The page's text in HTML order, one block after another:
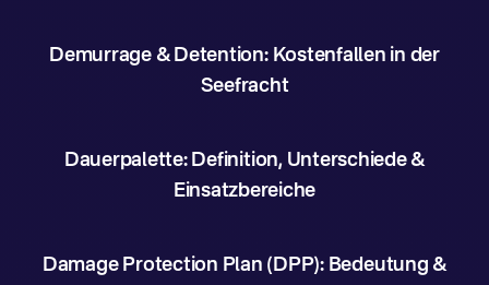
Demurrage & Detention: Kostenfallen in der
Seefracht
Dauerpalette: Definition, Unterschiede &
Einsatzbereiche
Damage Protection Plan (DPP): Bedeutung &